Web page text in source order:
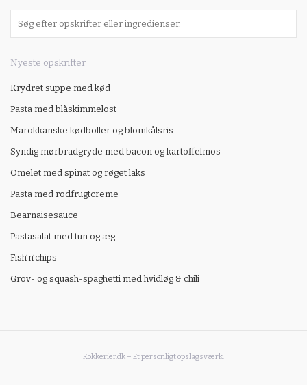
Nyeste opskrifter
Krydret suppe med kød
Pasta med blåskimmelost
Marokkanske kødboller og blomkålsris
Syndig mørbradgryde med bacon og kartoffelmos
Omelet med spinat og røget laks
Pasta med rodfrugtcreme
Bearnaisesauce
Pastasalat med tun og æg
Fish’n’chips
Grov- og squash-spaghetti med hvidløg & chili
Kokkerier.dk – Et personligt opslagsværk.